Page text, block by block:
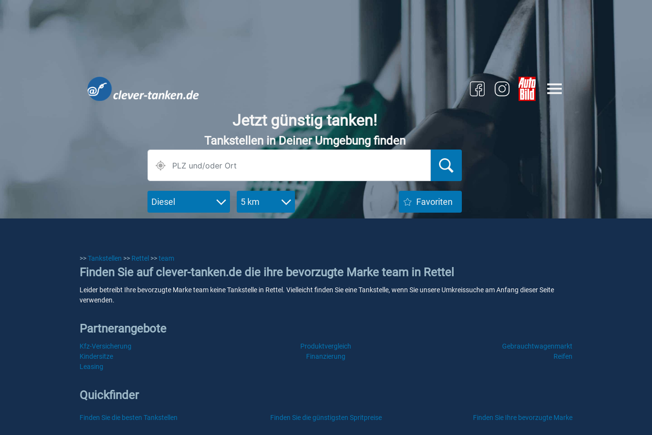
Jetzt günstig tanken!
Tankstellen in Deiner Umgebung finden
Diesel 5 km Favoriten
>>Tankstellen >> Rettel >>team
Finden Sie auf clever-tanken.de die ihre bevorzugte Marke team in Rettel
Leider betreibt Ihre bevorzugte Marke team keine Tankstelle in Rettel. Vielleicht finden Sie eine Tankstelle, wenn Sie unsere Umkreissuche am Anfang dieser Seite
verwenden.
Partnerangebote
Kfz-Versicherung Produktvergleich
Gebrauchtwagenmarkt
Kindersitze
Finanzierung
Reifen
Leasing
Quickfinder
Finden Sie die besten Tankstellen Finden Sie die günstigsten Spritpreise Finden Sie Ihre bevorzugte Marke